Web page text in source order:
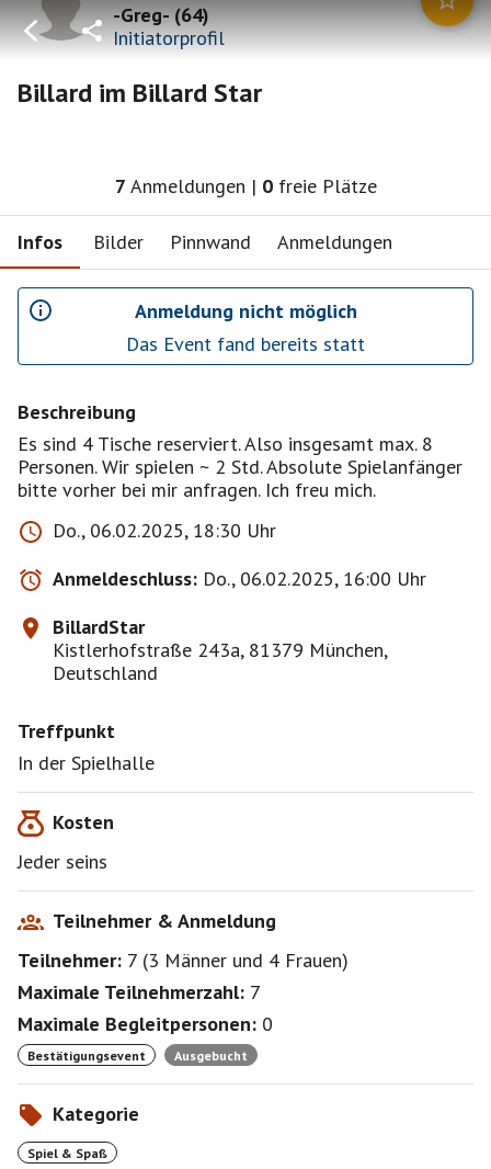
-Greg-(64)
Initiatorprofil
Billard im Billard Star
7 Anmeldungen | 0 freie Plätze
Infos Bilder Pinnwand Anmeldungen
Anmeldung nicht möglich
Das Event fand bereits statt
Beschreibung
Es sind 4 Tische reserviert. Also insgesamt max. 8
Personen. Wir spielen ~ 2 Std. Absolute Spielanfänger
bitte vorher bei mir anfragen. Ich freu mich.
Do., 06.02.2025, 18:30 Uhr
Anmeldeschluss: Do., 06.02.2025, 16:00 Uhr
BillardStar
Kistlerhofstraße 243a, 81379 München,
Deutschland
Treffpunkt
In der Spielhalle
Kosten
Jeder seins
Teilnehmer & Anmeldung
Teilnehmer: 7 (3 Männer und 4 Frauen)
Maximale Teilnehmerzahl: 7
Maximale Begleitpersonen: 0
Bestätigungsevent Ausgebucht
Kategorie
Spiel & Spaß